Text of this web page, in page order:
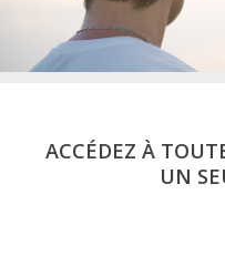
ACCÉDEZ À
UN